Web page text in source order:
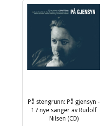
På stengrunn: På gjensyn -
17 nye sanger av Rudolf
Nilsen (CD)